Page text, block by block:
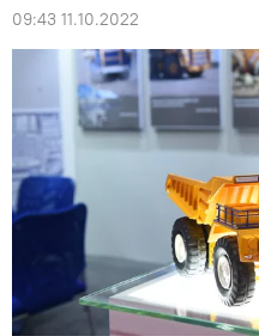
09:43 11.10.2022